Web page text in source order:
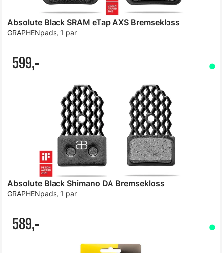
Absolute Black SRAM eTap AXS Bremsekloss
GRAPHENpads, 1 par
599,-
Absolute Black Shimano DA Bremsekloss
GRAPHENpads, 1 par
589,-